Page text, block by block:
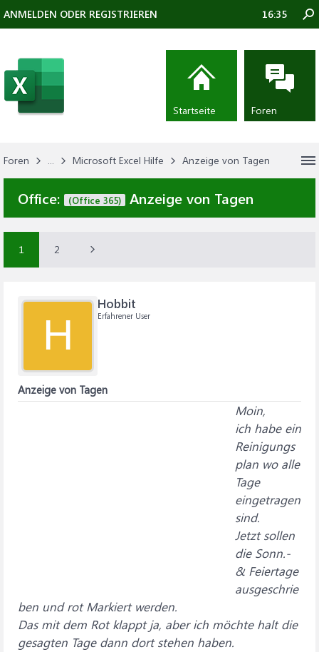
Foren ... Microsoft Excel Hilfe Anzeige von Tagen
Office: (Office 365) Anzeige von Tagen
1 2
H
Hobbit
Erfahrener User
Anzeige von Tagen
Moin,
ich habe ein
Reinigungs
plan wo alle
Tage
eingetragen
sind.
Jetzt sollen
die Sonn.-
& Feiertage
ausgeschrie
ben und rot Markiert werden.
Das mit dem Rot klappt ja, aber ich möchte halt die
gesagten Tage dann dort stehen haben.
ANMELDEN ODER REGISTRIEREN 16:35
Startseite Foren